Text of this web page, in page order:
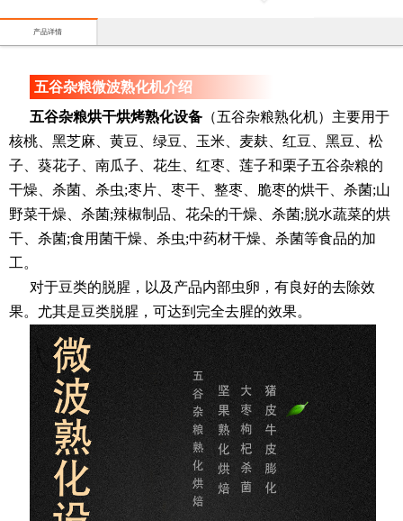
产品详情
五谷杂粮微波熟化机介绍
五谷杂粮烘干烘烤熟化设备（五谷杂粮熟化机）主要用于
核桃、黑芝麻、黄豆、绿豆、玉米、麦麸、红豆、黑豆、松
子、葵花子、南瓜子、花生、红枣、莲子和栗子五谷杂粮的
干燥、杀菌、杀虫;枣片、枣干、整枣、脆枣的烘干、杀菌;山
野菜干燥、杀菌;辣椒制品、花朵的干燥、杀菌;脱水蔬菜的烘
干、杀菌;食用菌干燥、杀虫;中药材干燥、杀菌等食品的加
工。
对于豆类的脱腥，以及产品内部虫卵，有良好的去除效
果。尤其是豆类脱腥，可达到完全去腥的效果。